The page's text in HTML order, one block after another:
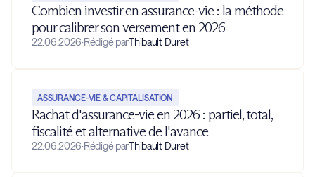
Combien investir en assurance-vie : la méthode
pour calibrer son versement en 2026
22.06.2026·Rédigé parThibault Duret
ASSURANCE-VIE & CAPITALISATION
Rachat d'assurance-vie en 2026 : partiel, total,
fiscalité et alternative de l'avance
22.06.2026·Rédigé parThibault Duret